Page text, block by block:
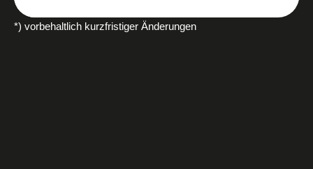
*) vorbehaltlich kurzfristiger Änderungen